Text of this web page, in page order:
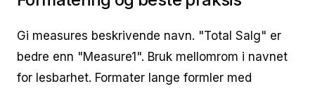
Gi measures beskrivende navn. "Total Salg" er
bedre enn "Measure1". Bruk mellomrom i navnet
for lesbarhet. Formater lange formler med